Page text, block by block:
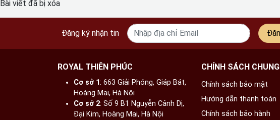
Bài viết đã bị xóa
Đăng ký nhận tin
ROYAL THIÊN PHÚC
Cơ sở 1: 663 Giải Phóng, Giáp Bát,
Hoàng Mai, Hà Nội​
Cơ sở 2: Số 9 B1 Nguyễn Cảnh Dị,
Đại Kim, Hoàng Mai, Hà Nội​
CHÍNH SÁCH CHUNG
Chính sách bảo mật
Hướng dẫn thanh toán
Chính sách bảo hành